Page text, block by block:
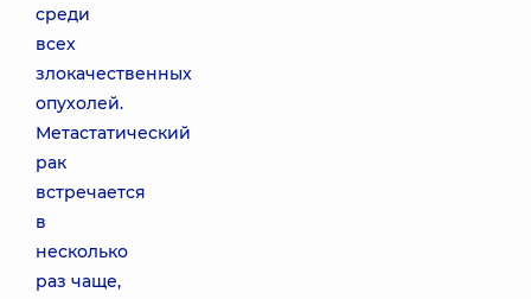
среди
всех
злокачественных
опухолей.
Метастатический
рак
встречается
в
несколько
раз чаще,